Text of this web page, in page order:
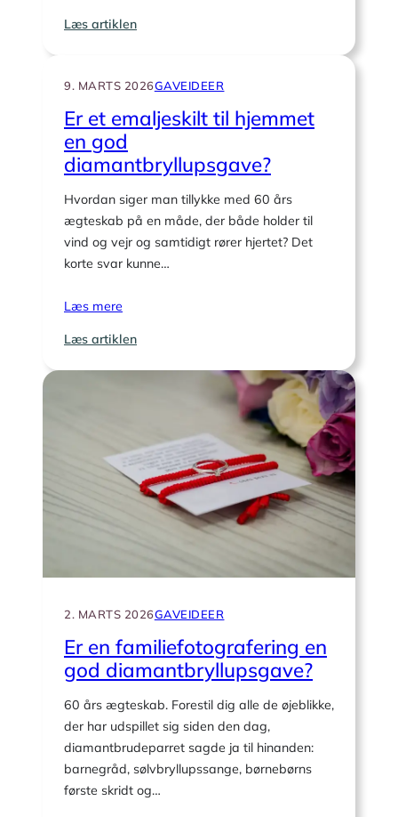
Læs artiklen:
digital
en
diamantbryllupsgave?
9. MARTS 2026GAVEIDEER
Er et emaljeskilt til hjemmet
en god
diamantbryllupsgave?
Hvordan siger man tillykke med 60 års
ægteskab på en måde, der både holder til
vind og vejr og samtidigt rører hjertet? Det
korte svar kunne…
Læs mere
Læs artiklen:
hjemmet
en
god
diamantbryllupsgave?
2. MARTS 2026GAVEIDEER
Er en familiefotografering en
god diamantbryllupsgave?
60 års ægteskab. Forestil dig alle de øjeblikke,
der har udspillet sig siden den dag,
diamantbrudeparret sagde ja til hinanden:
barnegråd, sølvbryllupssange, børnebørns
første skridt og…